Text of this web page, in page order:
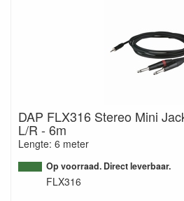
DAP FLX316 Stereo Mini
L/R - 6m
Lengte: 6 meter
Op voorraad. Direct leverbaar.
FLX316